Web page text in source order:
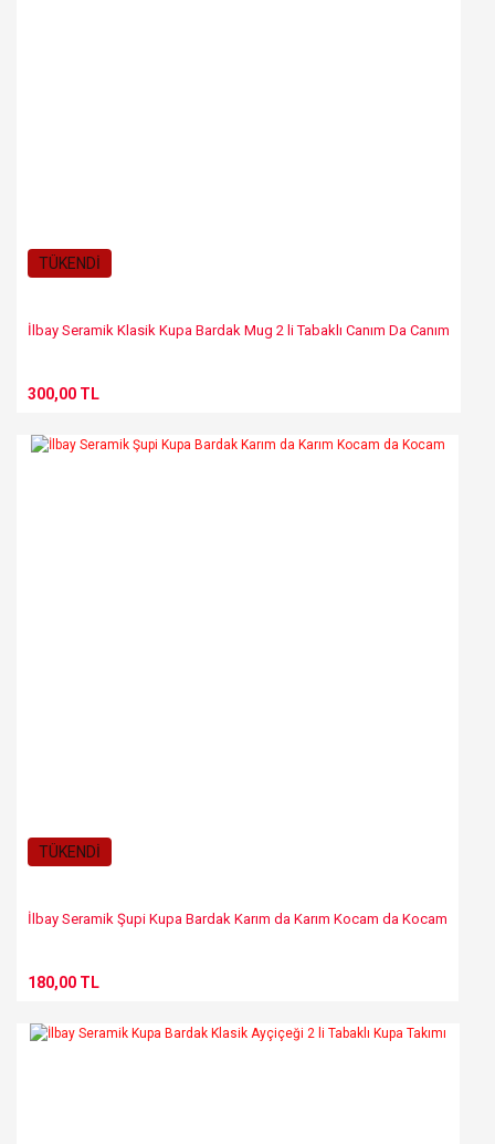
TÜKENDİ
İlbay Seramik Klasik Kupa Bardak Mug 2 li Tabaklı Canım Da Canım
300,00 TL
TÜKENDİ
İlbay Seramik Şupi Kupa Bardak Karım da Karım Kocam da Kocam
180,00 TL